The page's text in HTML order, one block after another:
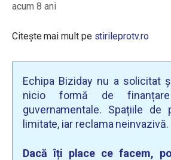
acum 8 ani
Citește mai mult pe stirileprotv.ro
Echipa Biziday nu a solicitat
nicio formă de
guvernamentale. Spațiile de
limitate, iar reclama neinvazivă.
Dacă îți place ce facem,